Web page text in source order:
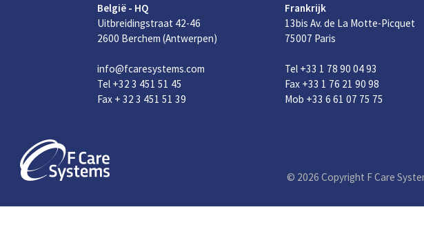
België - HQ
Uitbreidingstraat 42-46
2600 Berchem (Antwerpen)
info@fcaresystems.com
Tel +32 3 451 51 45
Fax + 32 3 451 51 39
Frankrijk
13bis Av. de La Motte-Picquet
75007 Paris
Tel +33 1 78 90 04 93
Fax +33 1 76 21 90 98
Mob +33 6 61 07 75 75
© 2026 Copyright F Care